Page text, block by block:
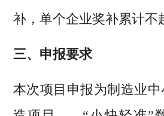
补，单个企业奖补累计不
三、申报要求
本次项目申报为制造业